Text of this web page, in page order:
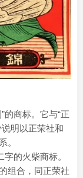
的商标。它与“正
明以正荣社和
。
的火柴商标。
组合，同正荣社